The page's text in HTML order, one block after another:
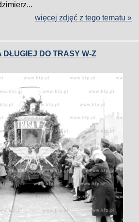
więcej zdjęć z tego tematu »
DŁUGIEJ DO TRASY W-Z